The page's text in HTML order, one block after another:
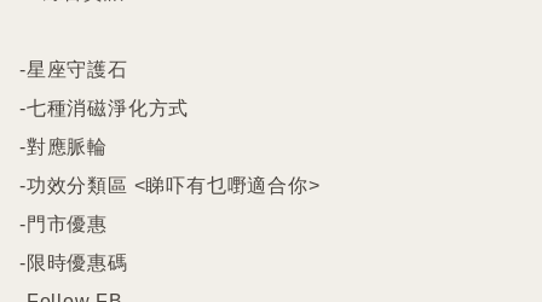
-星座守護石
-七種消磁淨化方式
-對應脈輪
-功效分類區 <睇吓有乜嘢適合你>
-門市優惠
-限時優惠碼